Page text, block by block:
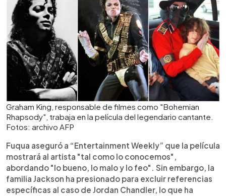
Graham King, responsable de filmes como "Bohemian
Rhapsody", trabaja en la película del legendario cantante.
Fotos: archivo AFP
Fuqua aseguró a “Entertainment Weekly” que la película
mostrará al artista "tal como lo conocemos",
abordando "lo bueno, lo malo y lo feo". Sin embargo, la
familia Jackson ha presionado para excluir referencias
específicas al caso de Jordan Chandler, lo que ha